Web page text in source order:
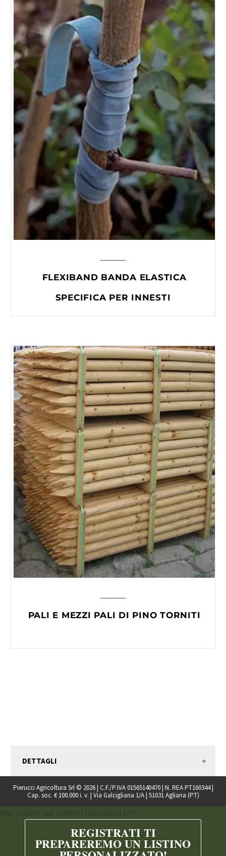
FLEXIBAND BANDA ELASTICA
SPECIFICA PER INNESTI
PALI E MEZZI PALI DI PINO TORNITI
DETTAGLI
Pierucci Agricoltura Srl © 2026 | C.F./P.IVA 01565140470 | N. REA PT160344 |
Cap. soc. € 100.000 i. v. | Via Galcigliana 1/A | 51031 Agliana (PT)
add_action('wp_footer', function () { ?>